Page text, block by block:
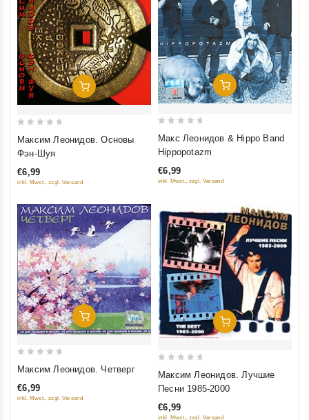
Добавить В Корзину
5
Максим Леонидов. Основы
Фэн-Шуя
€6,99
inkl. Mwst., zzgl. Versand
Добавить В Корзину
5
Макс Леонидов & Hippo Band
Hippopotazm
€6,99
inkl. Mwst., zzgl. Versand
Добавить В Корзину
of
Максим Леонидов. Четверг
€6,99
inkl. Mwst., zzgl. Versand
Добавить В Корзину
5
Максим Леонидов. Лучшие
Песни 1985-2000
€6,99
inkl. Mwst., zzgl. Versand